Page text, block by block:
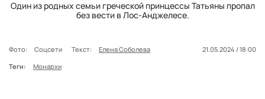
Один из родных семьи греческой принцессы Татьяны пропал
без вести в Лос-Анджелесе.
Фото: Соцсети Текст: Елена Соболева
21.05.2024 / 18:00
Теги:
Монархи